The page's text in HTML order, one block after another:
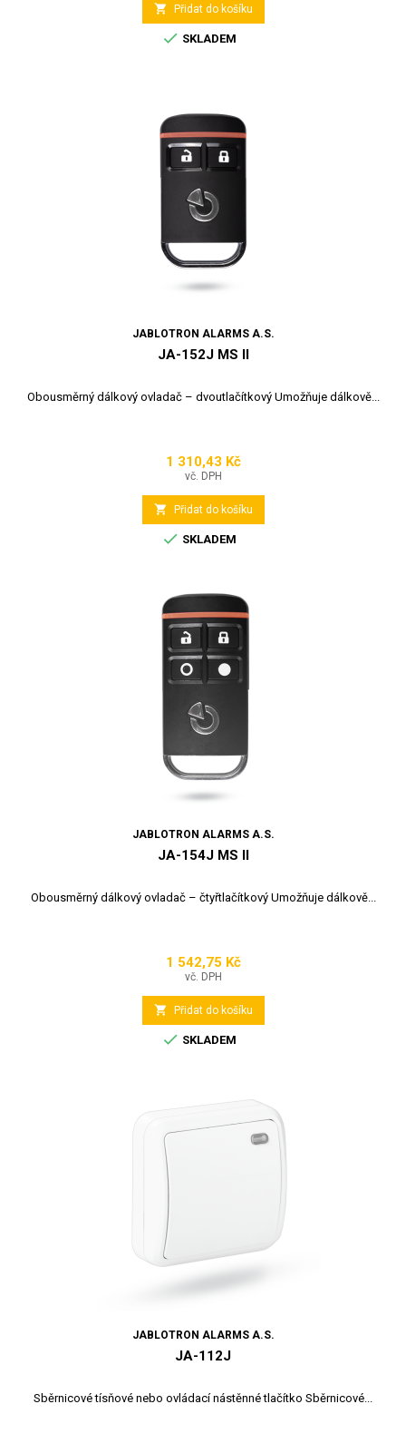
 Přidat do košíku
 SKLADEM
JABLOTRON ALARMS A.S.
JA-152J MS II
Obousměrný dálkový ovladač – dvoutlačítkový Umožňuje dálkově...
Cena
1 310,43 Kč
vč. DPH
 Přidat do košíku
 SKLADEM
JABLOTRON ALARMS A.S.
JA-154J MS II
Obousměrný dálkový ovladač – čtyřtlačítkový Umožňuje dálkově...
Cena
1 542,75 Kč
vč. DPH
 Přidat do košíku
 SKLADEM
JABLOTRON ALARMS A.S.
JA-112J
Sběrnicové tísňové nebo ovládací nástěnné tlačítko Sběrnicové...